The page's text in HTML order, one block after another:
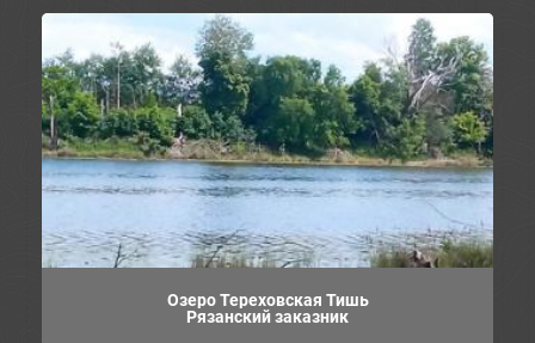
Озеро Тереховская Тишь
Рязанский заказник